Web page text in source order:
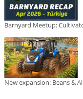
Barnyard Meetup:
New expansion: Beans &